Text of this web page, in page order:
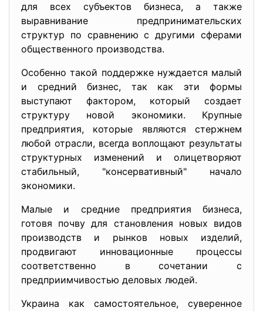
для всех субъектов бизнеса, а также
выравнивание предпринимательских
структур по сравнению с другими сферами
общественного производства.
Особенно такой поддержке нуждается малый
и средний бизнес, так как эти формы
выступают фактором, который создает
структуру новой экономики. Крупные
предприятия, которые являются стержнем
любой отрасли, всегда воплощают результаты
структурных изменений и олицетворяют
стабильный, "консервативный" начало
экономики.
Малые и средние предприятия бизнеса,
готовя почву для становления новых видов
производств и рынков новых изделий,
продвигают инновационные процессы
соответственно в сочетании с
предприимчивостью деловых людей.
Украина как самостоятельное, суверенное